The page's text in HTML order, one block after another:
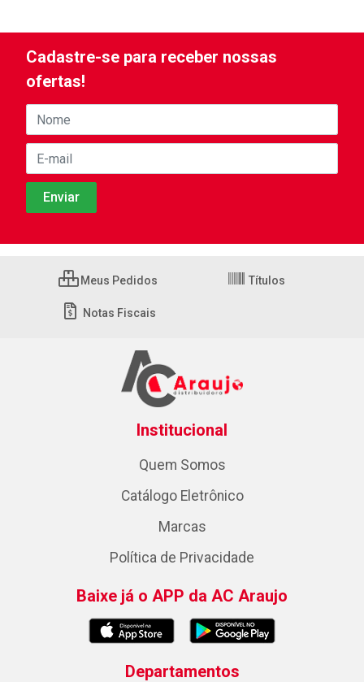
Cadastre-se para receber nossas
ofertas!
Meus Pedidos Títulos
Notas Fiscais
Institucional
Quem Somos
Catálogo Eletrônico
Marcas
Política de Privacidade
Baixe já o APP da AC Araujo
Departamentos